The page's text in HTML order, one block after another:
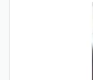
的生活中還是有